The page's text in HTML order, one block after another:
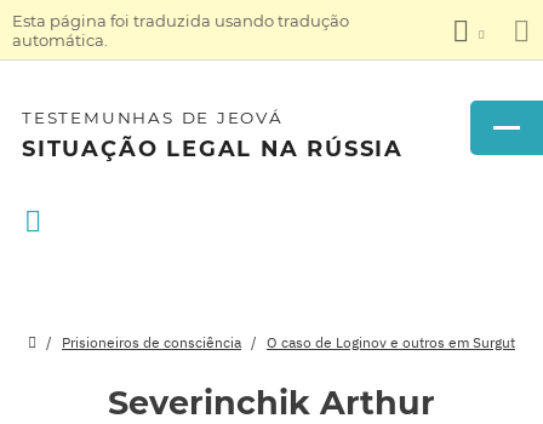
Esta página foi traduzida usando tradução
automática.
TESTEMUNHAS DE JEOVÁ
SITUAÇÃO LEGAL NA RÚSSIA
Prisioneiros de consciência O caso de Loginov e outros em Surgut
Severinchik Arthur